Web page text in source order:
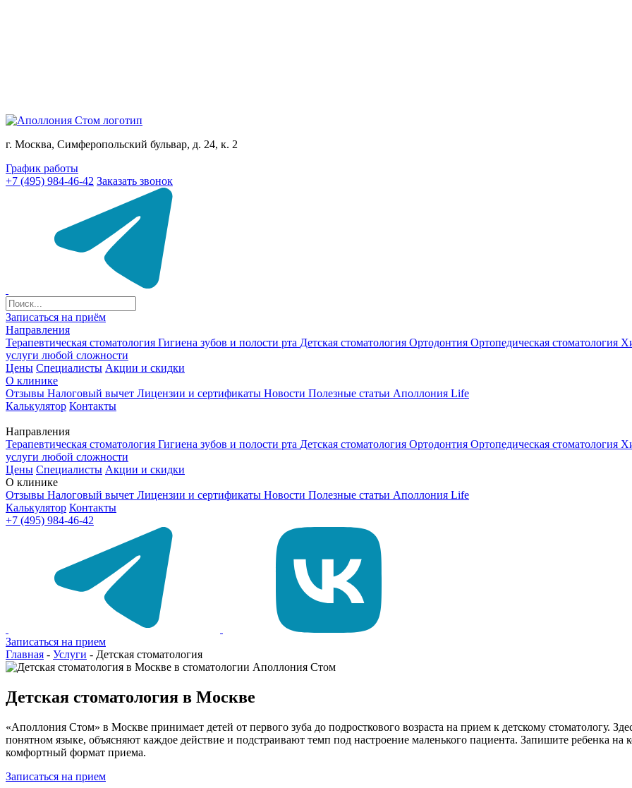
г. Москва, Симферопольский бульвар, д. 24, к. 2
График работы
+7 (495) 984-46-42 Заказать звонок
Записаться на приём
Направления
Терапевтическая стоматология Гигиена зубов и полости рта Детская стоматология Ортодонтия Ортопедическая стоматология
услуги любой сложности
Цены Специалисты Акции и скидки
О клинике
Отзывы Налоговый вычет Лицензии и сертификаты Новости Полезные статьи Аполлония Life
Калькулятор Контакты
Направления
Терапевтическая стоматология Гигиена зубов и полости рта Детская стоматология Ортодонтия Ортопедическая стоматология
услуги любой сложности
Цены Специалисты Акции и скидки
О клинике
Отзывы Налоговый вычет Лицензии и сертификаты Новости Полезные статьи Аполлония Life
Калькулятор Контакты
+7 (495) 984-46-42
Записаться на прием
Главная - Услуги - Детская стоматология
Детская стоматология в Москве
«Аполлония Стом» в Москве принимает детей от первого зуба до подросткового возраста на прием к детскому стоматологу.
понятном языке, объясняют каждое действие и подстраивают темп под настроение маленького пациента. Запишите ребенка на
комфортный формат приема.
Записаться на прием